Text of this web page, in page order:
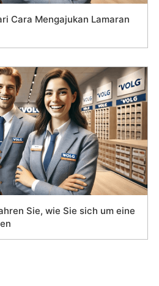
Cara Mengajukan Lamaran
Sie, wie Sie sich um eine